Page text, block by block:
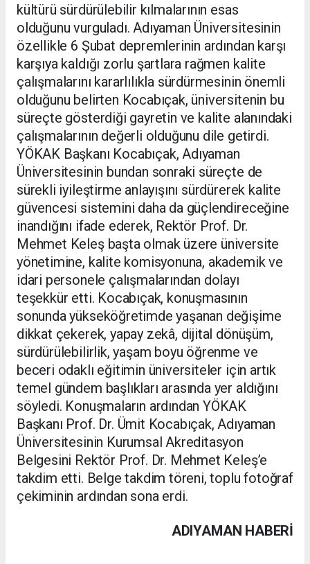
kültürü sürdürülebilir kılmalarının esas
olduğunu vurguladı. Adıyaman Üniversitesinin
özellikle 6 Şubat depremlerinin ardından karşı
karşıya kaldığı zorlu şartlara rağmen kalite
çalışmalarını kararlılıkla sürdürmesinin önemli
olduğunu belirten Kocabıçak, üniversitenin bu
süreçte gösterdiği gayretin ve kalite alanındaki
çalışmalarının değerli olduğunu dile getirdi.
YÖKAK Başkanı Kocabıçak, Adıyaman
Üniversitesinin bundan sonraki süreçte de
sürekli iyileştirme anlayışını sürdürerek kalite
güvencesi sistemini daha da güçlendireceğine
inandığını ifade ederek, Rektör Prof. Dr.
Mehmet Keleş başta olmak üzere üniversite
yönetimine, kalite komisyonuna, akademik ve
idari personele çalışmalarından dolayı
teşekkür etti. Kocabıçak, konuşmasının
sonunda yükseköğretimde yaşanan değişime
dikkat çekerek, yapay zekâ, dijital dönüşüm,
sürdürülebilirlik, yaşam boyu öğrenme ve
beceri odaklı eğitimin üniversiteler için artık
temel gündem başlıkları arasında yer aldığını
söyledi. Konuşmaların ardından YÖKAK
Başkanı Prof. Dr. Ümit Kocabıçak, Adıyaman
Üniversitesinin Kurumsal Akreditasyon
Belgesini Rektör Prof. Dr. Mehmet Keleş’e
takdim etti. Belge takdim töreni, toplu fotoğraf
çekiminin ardından sona erdi.
ADIYAMAN HABERİ